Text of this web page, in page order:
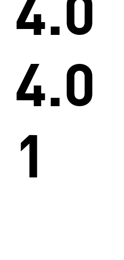
4.0
1